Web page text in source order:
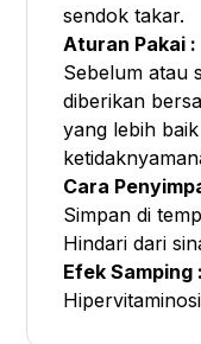
sendok takar.
Aturan Pakai :
Sebelum atau
diberikan
yang lebih
Cara
Simpan di
Hindari dari
Efek Samping :